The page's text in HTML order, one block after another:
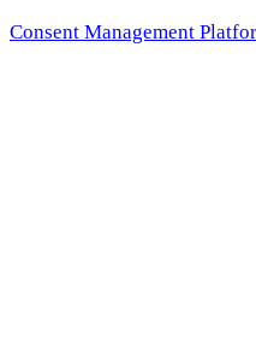
Consent Management